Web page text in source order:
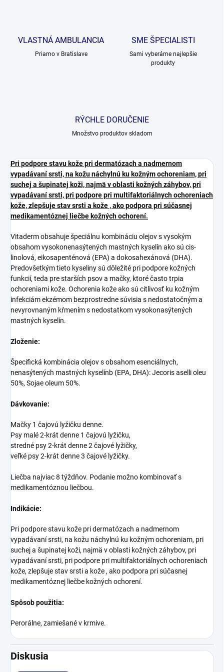
VLASTNÁ AMBULANCIA
Priamo v Bratislave
SME ŠPECIALISTI
Sami vyberáme najlepšie
produkty
RÝCHLE DORUČENIE
Množstvo produktov skladom
Pri podpore stavu kože pri dermatózach a nadmernom
vypadávaní srsti, na kožu náchylnú ku kožným ochoreniam, pri
suchej a šupinatej koži, najmä v oblasti kožných záhybov, pri
vypadávaní srsti, pri podpore pri multifaktoriálnych ochoreniach
kože, zlepšuje stav srsti a kože , ako podpora pri súčasnej
medikamentóznej liečbe kožných ochorení.
Vitaderm obsahuje špeciálnu kombináciu olejov s vysokým
obsahom vysokonenasýtených mastných kyselín ako sú cis-
linolová, eikosapenténová (EPA) a dokosahexánová (DHA).
Predovšetkým tieto kyseliny sú dôležité pri podpore kožných
funkcií, teda pre starších psov a mačky, ktoré často trpia
ochoreniami kože. Ochorenia kože ako sú citlivosť ku kožným
infekciám ekzémom bezprostredne súvisia s nedostatočným a
nevyrovnaným kŕmením s nedostatkom vysokonasýtených
mastných kyselín.
Zloženie:
Špecifická kombinácia olejov s obsahom esenciálnych,
nenasýtených mastných kyselínb (EPA, DHA): Jecoris aselli oleu
50%, Sojae oleum 50%.
Dávkovanie:
Mačky 1 čajovú lyžičku denne.
Psy malé 2-krát denne 1 čajovú lyžičku,
stredné psy 2-krát denne 2 čajové lyžičky,
veľké psy 2-krát denne 3 čajové lyžičky.
Liečba najviac 8 týždňov. Podanie možno kombinovať s
medikamentóznou liečbou.
Indikácie:
Pri podpore stavu kože pri dermatózach a nadmernom
vypadávaní srsti, na kožu náchylnú ku kožným ochoreniam, pri
suchej a šupinatej koži, najmä v oblasti kožných záhybov, pri
vypadávaní srsti, pri podpore pri multifaktoriálnych ochoreniach
kože, zlepšuje stav srsti a kože , ako podpora pri súčasnej
medikamentóznej liečbe kožných ochorení.
Spôsob použitia:
Perorálne, zamiešané v krmive.
Diskusia